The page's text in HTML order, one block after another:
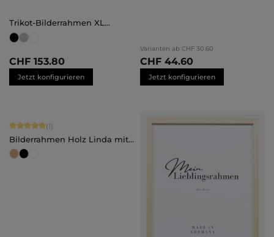
Trikot-Bilderrahmen XL
(70x100)
CHF 153.80
Jetzt konfigurieren
Varianten ab CHF 30.60
CHF 44.60
Jetzt konfigurieren
Durchschnittliche Bewertung von 5 von 5 Sternen
(1)
Bilderrahmen Holz Linda mit
Abstandsleiste